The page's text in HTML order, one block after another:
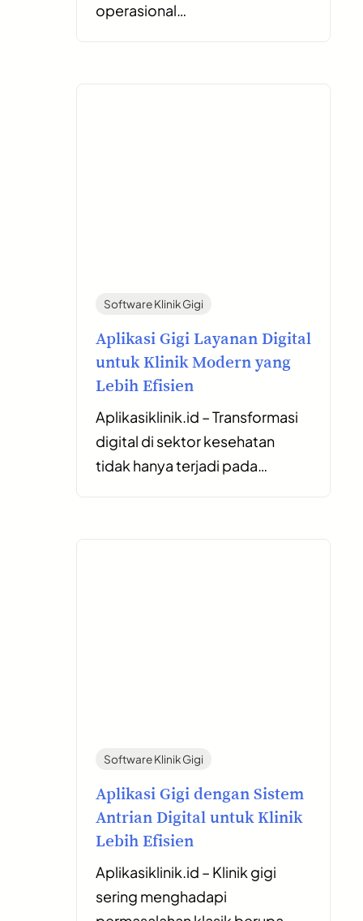
operasional…
Software Klinik Gigi
Aplikasi Gigi Layanan Digital
untuk Klinik Modern yang
Lebih Efisien
Aplikasiklinik.id – Transformasi
digital di sektor kesehatan
tidak hanya terjadi pada…
Software Klinik Gigi
Aplikasi Gigi dengan Sistem
Antrian Digital untuk Klinik
Lebih Efisien
Aplikasiklinik.id – Klinik gigi
sering menghadapi